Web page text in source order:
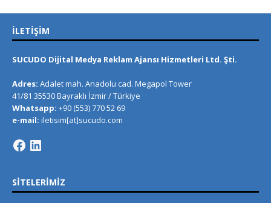
İLETIŞIM
SUCUDO Dijital Medya Reklam Ajansı Hizmetleri Ltd. Şti.
Adres: Adalet mah. Anadolu cad. Megapol Tower
41/81 35530 Bayraklı İzmir / Türkiye
Whatsapp: +90 (553) 770 52 69
e-mail: iletisim[at]sucudo.com
SITELERIMIZ